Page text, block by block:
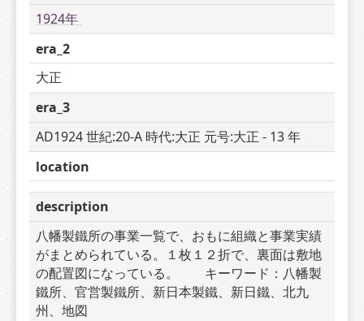
1924年
era_2
大正
era_3
AD1924 世紀:20-A 時代:大正 元号:大正 - 13 年
location
description
八幡製鐵所の事業一覧で、おもに組織と事業実績
がまとめられている。１枚１２折で、裏面は敷地
の配置図になっている。　　キーワード：八幡製
鐵所、官営製鐵所、新日本製鐵、新日鐵、北九
州、地図